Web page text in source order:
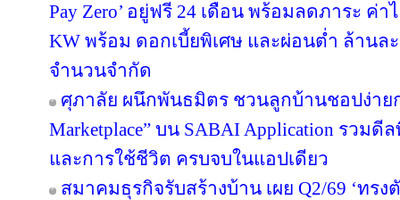
Pay Zero’ อยู่ฟรี 24 เดือน พร้อมลดภาระ ค่
KW พร้อม ดอกเบี้ยพิเศษ และผ่อนต่ำ ล้านล
จำนวนจำกัด
ศุภาลัย ผนึกพันธมิตร ชวนลูกบ้านชอปง่ายก
Marketplace” บน SABAI Application รวม
และการใช้ชีวิต ครบจบในแอปเดียว
สมาคมธุรกิจรับสร้างบ้าน เผย Q2/69 ‘ทร